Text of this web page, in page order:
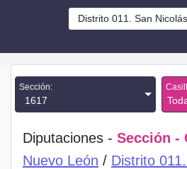
Distrito 011. San
Sección:
1617
Diputaciones - Sección -
Nuevo León / Distrito